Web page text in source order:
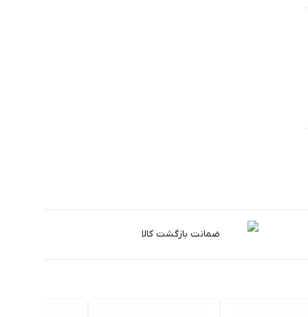
ضمانت بازگشت کالا